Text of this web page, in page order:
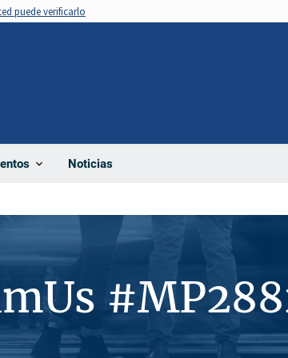
puede verificarlo
Noticias